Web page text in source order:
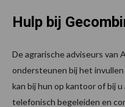
Hulp bij
De agrarische adviseurs van
ondersteunen bij het
kan bij hun op kantoor of bij u
telefonisch begeleiden en